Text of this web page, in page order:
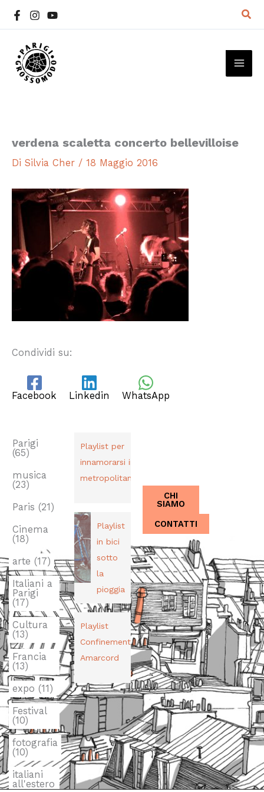
verdena scaletta concerto bellevilloise
Di Silvia Cher / 18 Maggio 2016
Condividi su:
Facebook Linkedin WhatsApp
CHI
SIAMO
CONTATTI
Playlist per
innamorarsi in
metropolitana
Playlist
in bici
sotto
la
pioggia
Playlist
Confinement
Amarcord
Parigi
(65)
musica
(23)
Paris(21)
Cinema
(18)
arte(17)
Italiani a
Parigi
(17)
Cultura
(13)
Francia
(13)
expo(11)
Festival
(10)
fotografia
(10)
italiani
all'estero